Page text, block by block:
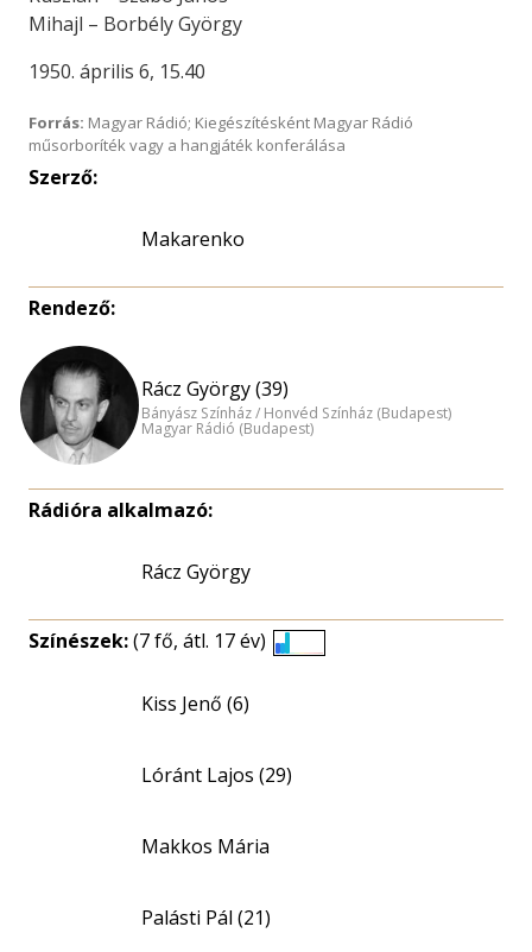
Mihajl – Borbély György
1950. április 6, 15.40
Forrás: Magyar Rádió; Kiegészítésként Magyar Rádió
műsorboríték vagy a hangjáték konferálása
Szerző:
Makarenko
Rendező:
Rácz György (39)
Bányász Színház / Honvéd Színház (Budapest)
Magyar Rádió (Budapest)
Rádióra alkalmazó:
Rácz György
Színészek:(7 fő, átl. 17 év)
Kiss Jenő (6)
Lóránt Lajos (29)
Makkos Mária
Palásti Pál (21)